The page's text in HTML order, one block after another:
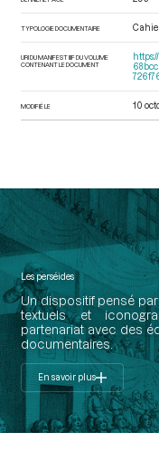
TYPOLOGIE DOCUMENTAIRE
URI DU MANIFEST IIIF DU VOLUME
CONTENANT LE DOCUMENT
MODIFIÉ LE 10
Les perséides
Un dispositif pensé
textuels et
partenariat avec des
documentaires.
En savoir plus